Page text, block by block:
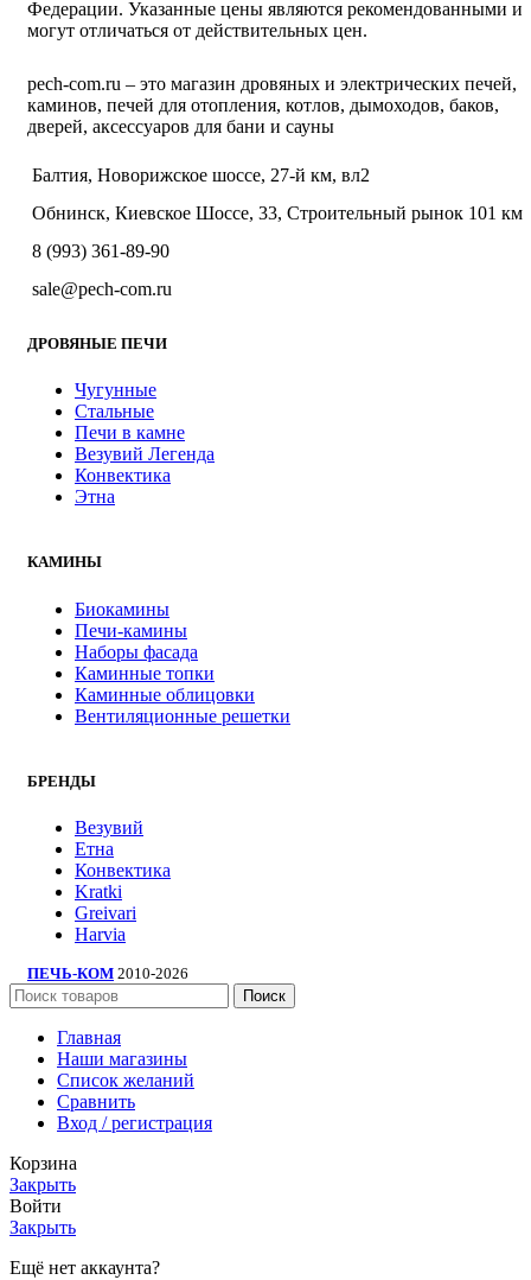
Федерации. Указанные цены являются рекомендованными и
могут отличаться от действительных цен.
pech-com.ru – это магазин дровяных и электрических печей,
каминов, печей для отопления, котлов, дымоходов, баков,
дверей, аксессуаров для бани и сауны
Балтия, Новорижское шоссе, 27-й км, вл2
Обнинск, Киевское Шоссе, 33, Строительный рынок 101 км
8 (993) 361-89-90
sale@pech-com.ru
ДРОВЯНЫЕ ПЕЧИ
Чугунные
Стальные
Печи в камне
Везувий Легенда
Конвектика
Этна
КАМИНЫ
Биокамины
Печи-камины
Наборы фасада
Каминные топки
Каминные облицовки
Вентиляционные решетки
БРЕНДЫ
Везувий
Етна
Конвектика
Kratki
Greivari
Harvia
ПЕЧЬ-КОМ 2010-2026
Поиск
Главная
Наши магазины
Список желаний
Сравнить
Вход / регистрация
Корзина
Закрыть
Войти
Закрыть
Ещё нет аккаунта?